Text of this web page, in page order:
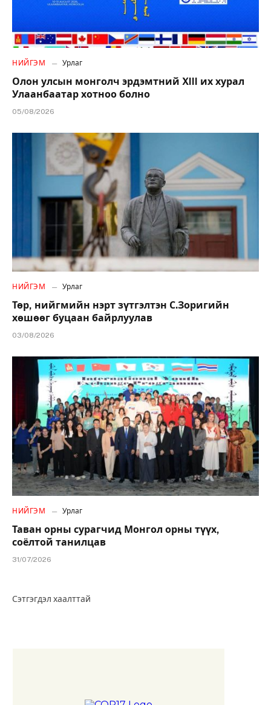
НИЙГЭМ Урлаг
Олон улсын монголч эрдэмтний XIII их хурал
Улаанбаатар хотноо болно
05/08/2026
НИЙГЭМ Урлаг
Төр, нийгмийн нэрт зүтгэлтэн С.Зоригийн
хөшөөг буцаан байрлуулав
03/08/2026
НИЙГЭМ Урлаг
Таван орны сурагчид Монгол орны түүх,
соёлтой танилцав
31/07/2026
Сэтгэгдэл хаалттай